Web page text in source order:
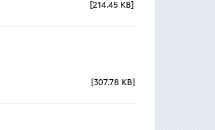
214.45 KB
307.78 KB